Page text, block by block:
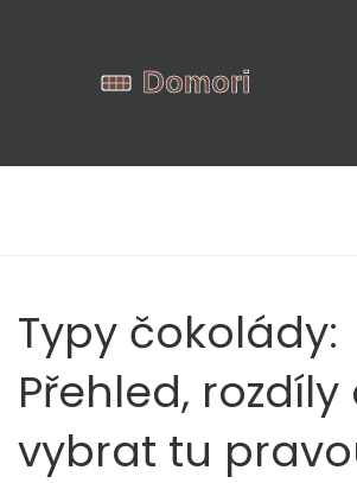
Typy čokolády:
Přehled, rozdíly
vybrat tu